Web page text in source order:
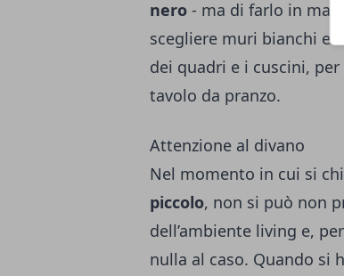
nero - ma di farlo in
scegliere muri bianchi e
dei quadri e i cuscini,
tavolo da pranzo.
Attenzione al divano
Nel momento in cui si
piccolo, non si può non
dell’ambiente living e,
nulla al caso. Quando si